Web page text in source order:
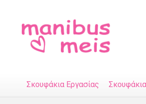
Σκουφάκια Εργασίας